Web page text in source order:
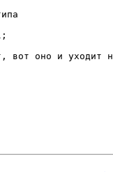
вот оно и